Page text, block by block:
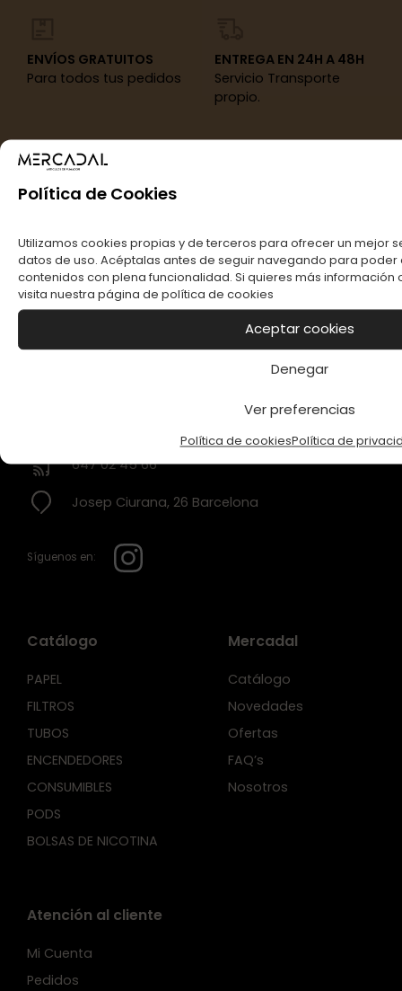
Política de Cookies
Utilizamos cookies propias y de terceros para ofrecer un mejor
datos de uso. Acéptalas antes de seguir navegando para poder
contenidos con plena funcionalidad. Si quieres más información
visita nuestra página de política de cookies
Aceptar cookies
Denegar
Ver preferencias
Política de cookiesPolítica de
ENVÍOS GRATUITOS
Para todos tus pedidos
ENTREGA EN 24H A 48H
Servicio Transporte
propio.
Somos una empresa joven pero con muchos años
de experiencia en el mercado de complementos
para el fumador y artículos para los estancos.
647 02 45 66
Josep Ciurana, 26 Barcelona
Síguenos en:
Catálogo
PAPEL
FILTROS
TUBOS
ENCENDEDORES
CONSUMIBLES
PODS
BOLSAS DE NICOTINA
Mercadal
Catálogo
Novedades
Ofertas
FAQ’s
Nosotros
Atención al cliente
Mi Cuenta
Pedidos